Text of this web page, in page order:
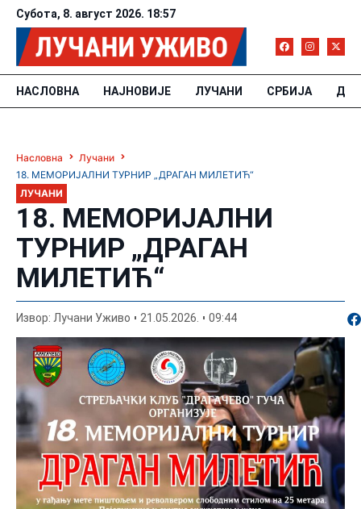
Субота, 8. август 2026. 18:57
НАСЛОВНА НАЈНОВИЈЕ ЛУЧАНИ СРБИЈА
Насловна
Лучани
18. МЕМОРИЈАЛНИ ТУРНИР „ДРАГАН МИЛЕТИЋ“
ЛУЧАНИ
18. МЕМОРИЈАЛНИ
ТУРНИР „ДРАГАН
МИЛЕТИЋ“
Извор: Лучани Уживо 21.05.2026. 09:44